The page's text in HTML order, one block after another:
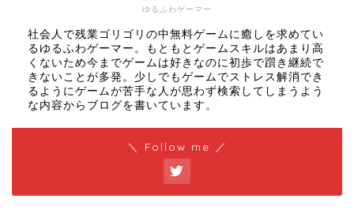
ゆるふわゲーマー
社会人で残業ゴリゴリの中無料ゲームに癒しを求めてい
るゆるふわゲーマー。もともとゲームスキルはあまり高
くないため今までゲームは好きなのに初歩で躓き継続で
きないことが多発。少しでもゲームでストレス解消でき
るようにゲームが苦手な人が思わず検索してしまうよう
な内容からブログを書いています。
＼ Follow me ／